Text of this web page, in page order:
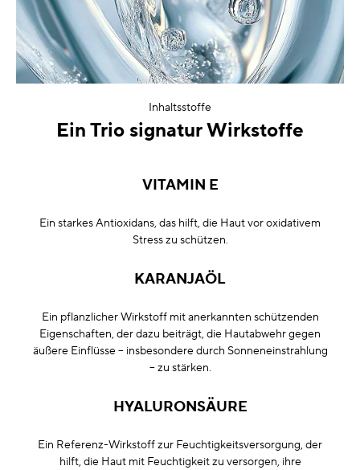
Inhaltsstoffe
Ein Trio signatur Wirkstoffe
VITAMIN E
Ein starkes Antioxidans, das hilft, die Haut vor oxidativem
Stress zu schützen.
KARANJAÖL
Ein pflanzlicher Wirkstoff mit anerkannten schützenden
Eigenschaften, der dazu beiträgt, die Hautabwehr gegen
äußere Einflüsse – insbesondere durch Sonneneinstrahlung
– zu stärken.
HYALURONSÄURE
Ein Referenz-Wirkstoff zur Feuchtigkeitsversorgung, der
hilft, die Haut mit Feuchtigkeit zu versorgen, ihre